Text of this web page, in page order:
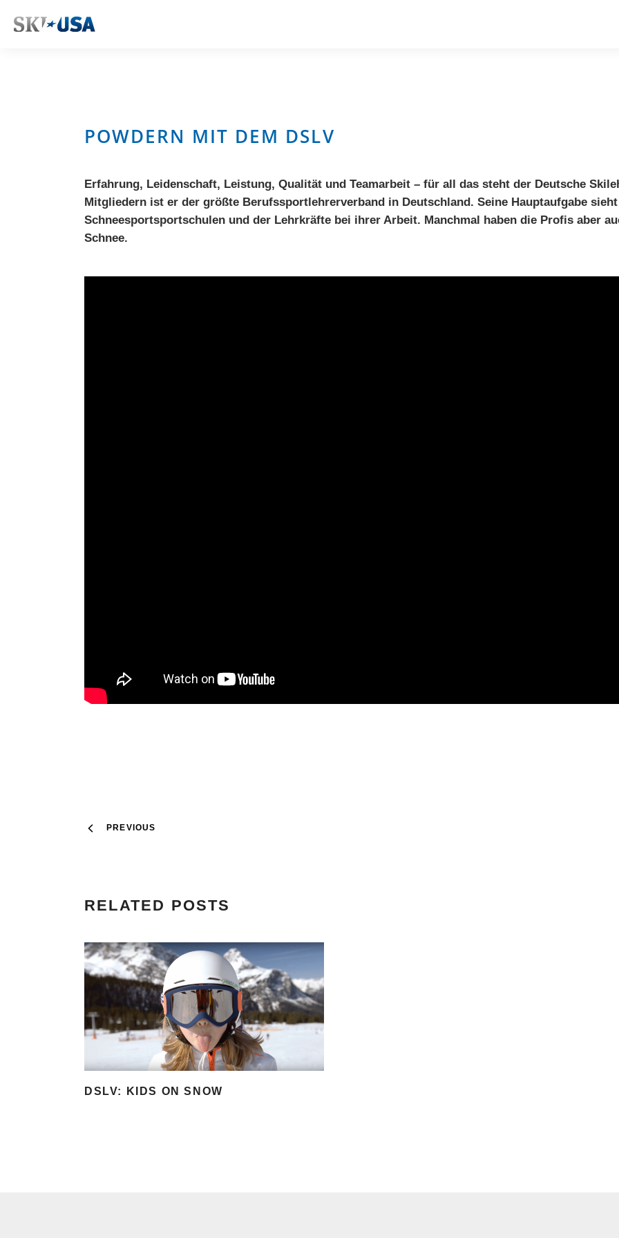
POWDERN MIT DEM DSLV
Erfahrung, Leidenschaft, Leistung, Qualität und Teamarbeit – für all das steht der Deutsche
Mitgliedern ist er der größte Berufssportlehrerverband in Deutschland. Seine Hauptaufgabe
Schneesportsportschulen und der Lehrkräfte bei ihrer Arbeit. Manchmal haben die Profis aber
Schnee.
PREVIOUS
RELATED POSTS
DSLV: KIDS ON SNOW